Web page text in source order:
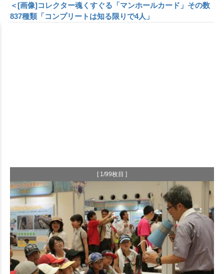
＜[画像]コレクター魂くすぐる「マンホールカード」その数
837種類「コンプリートは知る限りで4人」
[ 1/99枚目 ]